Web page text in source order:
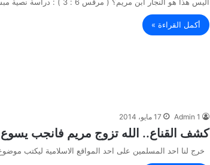
أكمل القراءة »
Admin 1 17 مايو، 2014
كشف القناع.. الله تزوج مريم فانجب يسوع
خرج لنا احد المسلمين على احد المواقع الاسلامية ليكتب